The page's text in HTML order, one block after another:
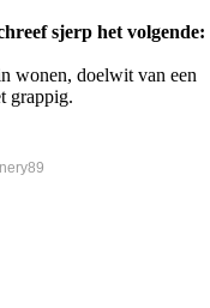
sjerp het volgende:
wonen, doelwit van een
grappig.